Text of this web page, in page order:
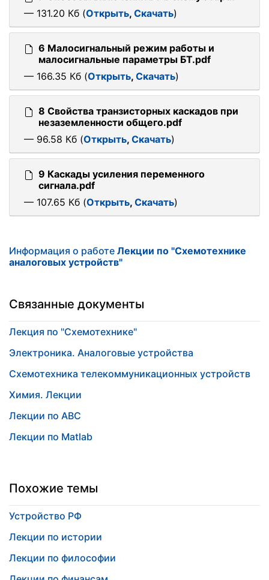
— 131.20 Кб (Открыть, Скачать)
6 Малосигнальный режим работы и
малосигнальные параметры БТ.pdf
— 166.35 Кб (Открыть, Скачать)
8 Свойства транзисторных каскадов при
незаземленности общего.pdf
— 96.58 Кб (Открыть, Скачать)
9 Каскады усиления переменного
сигнала.pdf
— 107.65 Кб (Открыть, Скачать)
Информация о работе Лекции по "Схемотехнике
аналоговых устройств"
Связанные документы
Лекция по "Схемотехнике"
Электроника. Аналоговые устройства
Схемотехника телекоммуникационных устройств
Химия. Лекции
Лекции по АВС
Лекции по Matlab
Похожие темы
Устройство РФ
Лекции по истории
Лекции по философии